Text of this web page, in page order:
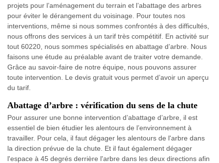
projets pour l’aménagement du terrain et l’abattage des arbres
pour éviter le dérangement du voisinage. Pour toutes nos
interventions, même si nous sommes confrontés à des difficultés,
nous offrons des services à un tarif très compétitif. En activité sur
tout 60220, nous sommes spécialisés en abattage d’arbre. Nous
faisons une étude au préalable avant de traiter votre demande.
Grâce au savoir-faire de notre équipe, nous pouvons assurer
toute intervention. Le devis gratuit vous permet d’avoir un aperçu
du tarif.
Abattage d’arbre : vérification du sens de la chute
Pour assurer une bonne intervention d’abattage d’arbre, il est
essentiel de bien étudier les alentours de l’environnement à
travailler. Pour cela, il faut dégager les alentours de l'arbre dans
la direction prévue de la chute. Et il faut également dégager
l'espace à 45 degrés derrière l'arbre dans les deux directions afin